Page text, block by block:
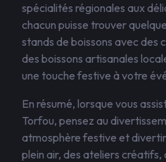
spécialités régionales aux
chacun puisse trouver
stands de boissons avec des
des boissons artisanales
une touche festive à votre
En résumé, lorsque vous
Torfou, pensez au
atmosphère festive et
plein air, des ateliers créatifs,